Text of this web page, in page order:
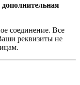
дополнительная
соединение. Все
реквизиты не